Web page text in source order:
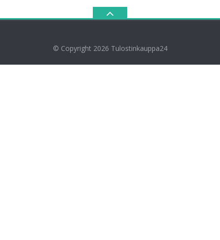
© Copyright 2026 Tulostinkauppa24